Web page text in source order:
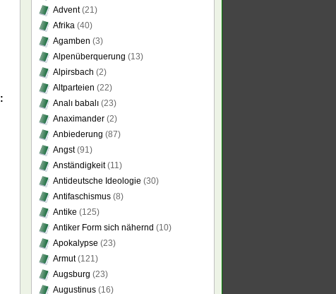
:
Advent(21)
Afrika (40)
Agamben (3)
Alpenüberquerung (13)
Alpirsbach (2)
Altparteien (22)
Analı babalı (23)
Anaximander (2)
Anbiederung (87)
Angst(91)
Anständigkeit(11)
Antideutsche Ideologie (30)
Antifaschismus (8)
Antike (125)
Antiker Form sich nähernd (10)
Apokalypse (23)
Armut(121)
Augsburg (23)
Augustinus (16)